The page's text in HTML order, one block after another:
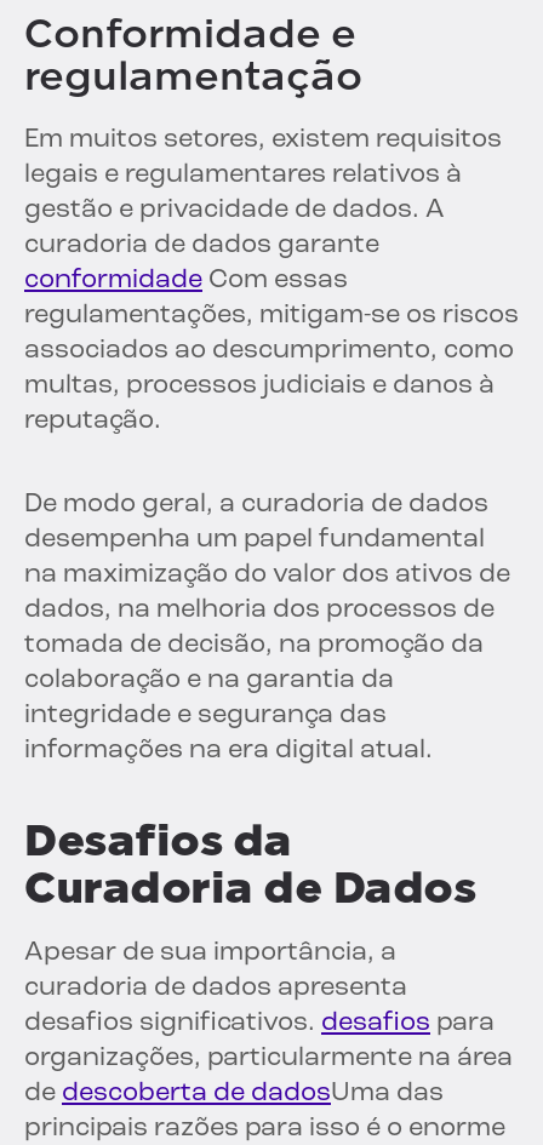
Conformidade e
regulamentação
Em muitos setores, existem requisitos
legais e regulamentares relativos à
gestão e privacidade de dados. A
curadoria de dados garante
conformidade Com essas
regulamentações, mitigam-se os riscos
associados ao descumprimento, como
multas, processos judiciais e danos à
reputação.
De modo geral, a curadoria de dados
desempenha um papel fundamental
na maximização do valor dos ativos de
dados, na melhoria dos processos de
tomada de decisão, na promoção da
colaboração e na garantia da
integridade e segurança das
informações na era digital atual.
Desafios da
Curadoria de Dados
Apesar de sua importância, a
curadoria de dados apresenta
desafios significativos. desafios para
organizações, particularmente na área
de descoberta de dadosUma das
principais razões para isso é o enorme